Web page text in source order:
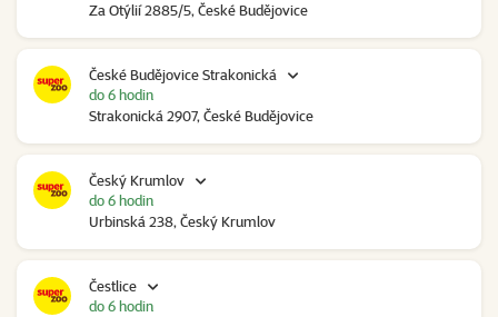
Za Otýlií 2885/5, České Budějovice
České Budějovice Strakonická
Strakonická 2907, České Budějovice
do 6 hodin
Český Krumlov
Urbinská 238, Český Krumlov
do 6 hodin
Čestlice
do 6 hodin